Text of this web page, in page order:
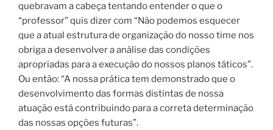
quebravam a cabeça tentando entender o que o
“professor” quis dizer com “Não podemos esquecer
que a atual estrutura de organização do nosso time nos
obriga a desenvolver a análise das condições
apropriadas para a execução do nossos planos táticos”.
Ou então: “A nossa prática tem demonstrado que o
desenvolvimento das formas distintas de nossa
atuação está contribuindo para a correta determinação
das nossas opções futuras”.